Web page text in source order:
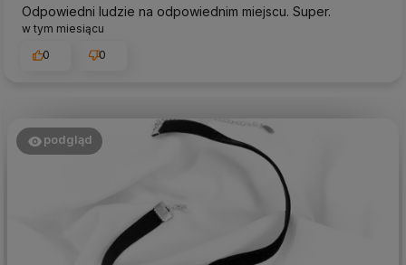
Odpowiedni ludzie na odpowiednim miejscu. Super.
w tym miesiącu
0
0
podgląd